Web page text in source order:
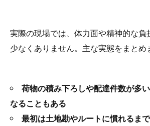
実際の現場では、体力面や精神的な負
少なくありません。主な実態をまとめ
荷物の積み下ろしや配達件数が多
なることもある
最初は土地勘やルートに慣れるま